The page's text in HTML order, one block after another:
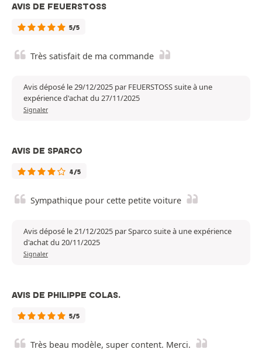
AVIS DE FEUERSTOSS
5/5
Très satisfait de ma commande
Avis déposé le 29/12/2025 par FEUERSTOSS suite à une
expérience d'achat du 27/11/2025
Signaler
AVIS DE SPARCO
4/5
Sympathique pour cette petite voiture
Avis déposé le 21/12/2025 par Sparco suite à une expérience
d'achat du 20/11/2025
Signaler
AVIS DE PHILIPPE COLAS.
5/5
Très beau modèle, super content. Merci.